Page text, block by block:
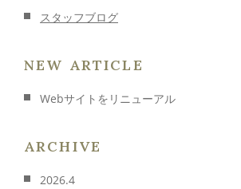
メールでのお問い合わせ
スタッフブログ
NEW ARTICLE
Webサイトをリニューアル
ARCHIVE
2026.4